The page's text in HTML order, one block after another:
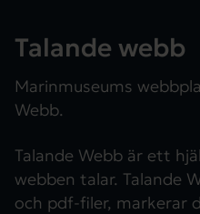
Talande webb
Marinmuseums
Webb.
Talande Webb är ett
webben talar. Talande
och pdf-filer, markerar